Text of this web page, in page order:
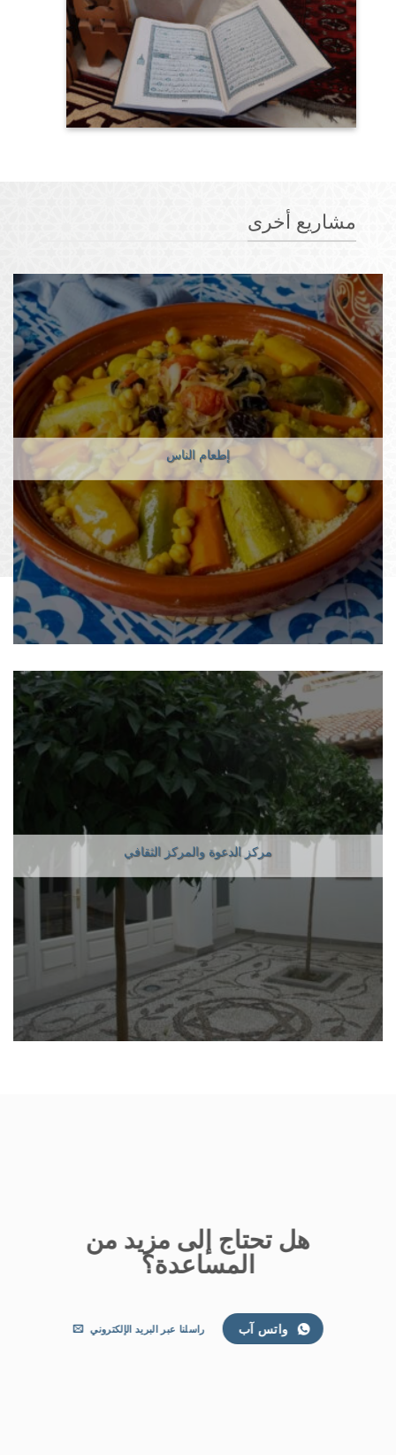
مشاريع أخرى
إطعام الناس
مركز الدعوة والمركز الثقافي
هل تحتاج إلى مزيد من
المساعدة؟
واتس آب راسلنا عبر البريد الإلكتروني